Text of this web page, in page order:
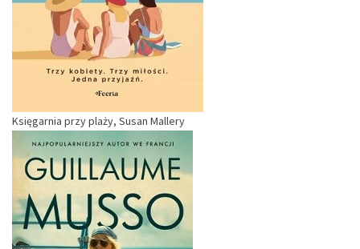
Księgarnia przy plaży, Susan Mallery